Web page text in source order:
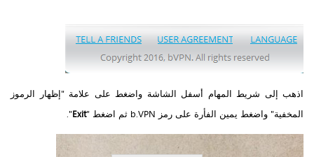
اذهب إلى شريط المهام أسفل الشاشة واضغط على علامة "إظهار الرموز
المخفية" واضغط يمين الفأرة على رمز b.VPN ثم اضغط "
Exit
".